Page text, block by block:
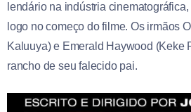
lendário na indústria
logo no começo do filme. Os irmãos
Kaluuya) e Emerald Haywood (Keke
rancho de seu falecido pai.